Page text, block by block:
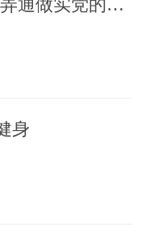
通做实党的创
身